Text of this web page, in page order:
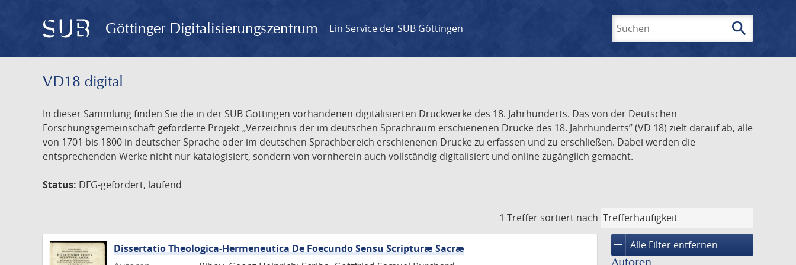
Göttinger Digitalisierungszentrum Ein Service der SUB Göttingen search
VD18 digital
In dieser Sammlung finden Sie die in der SUB Göttingen vorhandenen digitalisierten Druckwerke des 18. Jahrhunderts. Das von der Deutschen
Forschungsgemeinschaft geförderte Projekt „Verzeichnis der im deutschen Sprachraum erschienenen Drucke des 18. Jahrhunderts” (VD 18) zielt darauf ab, alle
von 1701 bis 1800 in deutscher Sprache oder im deutschen Sprachbereich erschienenen Drucke zu erfassen und zu erschließen. Dabei werden die
entsprechenden Werke nicht nur katalogisiert, sondern von vornherein auch vollständig digitalisiert und online zugänglich gemacht.
Status: DFG-gefördert, laufend
1 Treffer sortiert nach
remove Alle Filter entfernen
Dissertatio Theologica-Hermeneutica De Foecundo Sensu Scripturæ Sacræ